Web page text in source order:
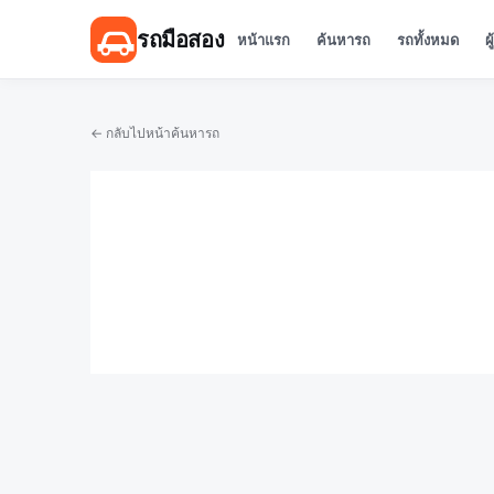
รถมือสอง หน้าแรก ค้นหารถ รถทั้งหมด
← กลับไปหน้าค้นหารถ